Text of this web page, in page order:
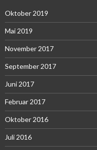
Oktober 2019
Mai 2019
November 2017
September 2017
Juni 2017
Februar 2017
Oktober 2016
Juli 2016